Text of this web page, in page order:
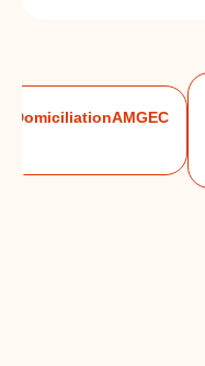
DomiciliationAMGEC